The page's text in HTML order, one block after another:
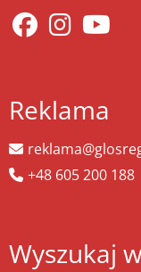
Reklama
+48 605 200 188
Wyszukaj